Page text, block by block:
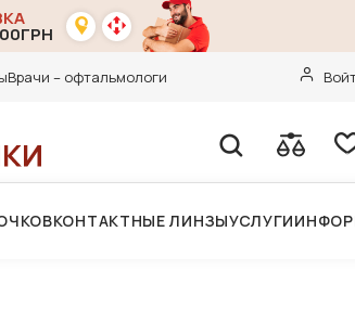
Врачи – офтальмологи
КОНТАКТНЫЕ ЛИНЗЫУСЛУГИ